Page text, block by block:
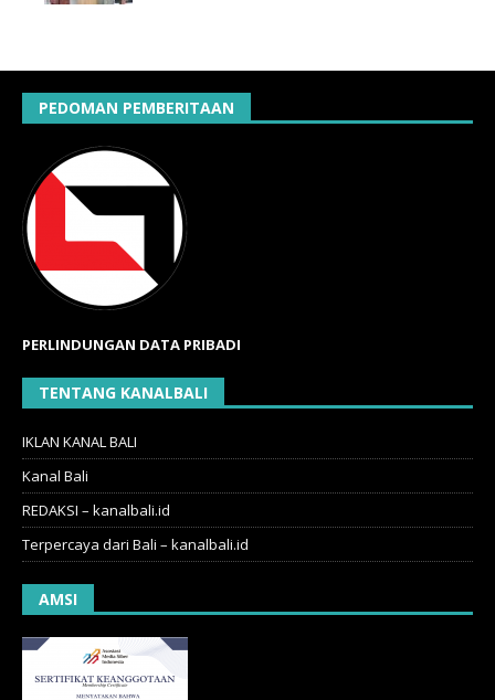
PEDOMAN PEMBERITAAN
PERLINDUNGAN DATA PRIBADI
TENTANG KANALBALI
IKLAN KANAL BALI
Kanal Bali
REDAKSI – kanalbali.id
Terpercaya dari Bali – kanalbali.id
AMSI